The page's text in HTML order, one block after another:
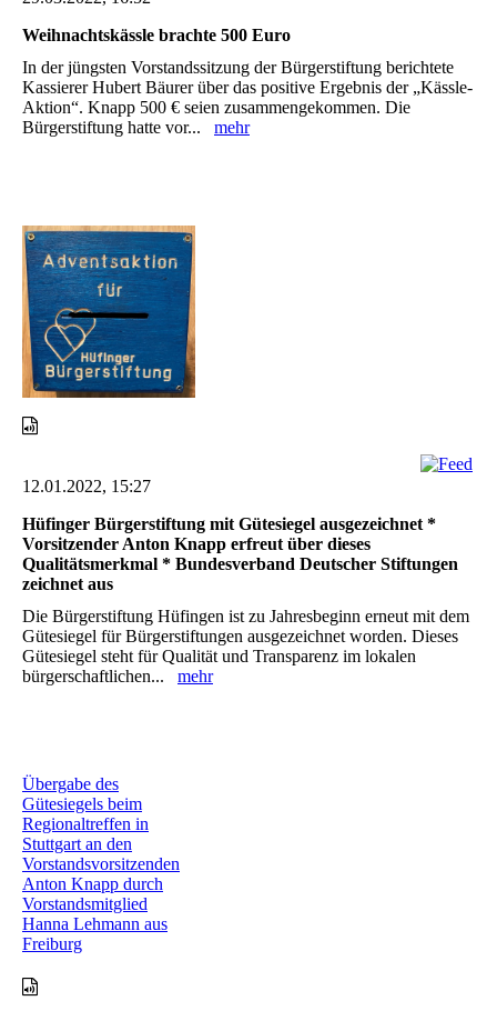
Weihnachtskässle brachte 500 Euro
In der jüngsten Vorstandssitzung der Bürgerstiftung berichtete
Kassierer Hubert Bäurer über das positive Ergebnis der „Kässle-
Aktion“. Knapp 500 € seien zusammengekommen. Die
Bürgerstiftung hatte vor... mehr
12.01.2022, 15:27
Hüfinger Bürgerstiftung mit Gütesiegel ausgezeichnet *
Vorsitzender Anton Knapp erfreut über dieses
Qualitätsmerkmal * Bundesverband Deutscher Stiftungen
zeichnet aus
Die Bürgerstiftung Hüfingen ist zu Jahresbeginn erneut mit dem
Gütesiegel für Bürgerstiftungen ausgezeichnet worden. Dieses
Gütesiegel steht für Qualität und Transparenz im lokalen
bürgerschaftlichen... mehr
Übergabe des
Gütesiegels beim
Regionaltreffen in
Stuttgart an den
Vorstandsvorsitzenden
Anton Knapp durch
Vorstandsmitglied
Hanna Lehmann aus
Freiburg